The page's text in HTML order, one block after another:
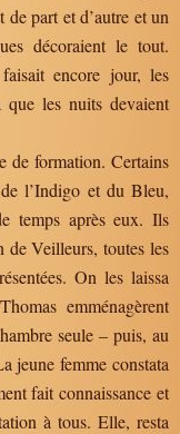
part et d’autre et un
décoraient le tout.
encore jour, les
que les nuits devaient
de formation. Certains
l’Indigo et du Bleu,
temps après eux. Ils
de Veilleurs, toutes les
On les laissa
emménagèrent
seule – puis, au
jeune femme constata
fait connaissance et
à tous. Elle, resta